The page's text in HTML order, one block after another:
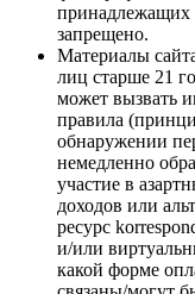
принадлежащих
запрещено.
Материалы
лиц старше 21
может вызвать
правила
обнаружении
немедленно
участие в
доходов или
ресурс
и/или
какой форме